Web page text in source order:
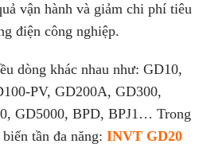
vận hành và giảm chi phí tiêu
điện công nghiệp.
dòng khác nhau như: GD10,
PV, GD200A, GD300,
GD5000, BPD, BPJ1… Trong
tần đa năng: INVT GD20